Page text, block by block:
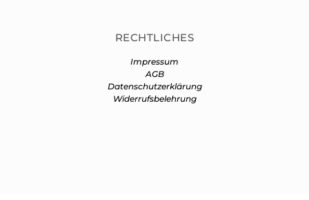
RECHTLICHES
Impressum
AGB
Datenschutzerklärung
Widerrufsbelehrung